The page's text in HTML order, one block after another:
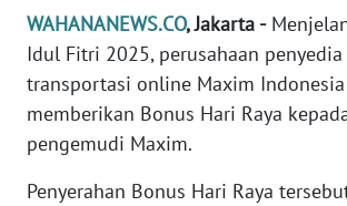
WAHANANEWS.CO, Jakarta -
Idul Fitri 2025, perusahaan penyedia
transportasi online Maxim Indonesia
memberikan Bonus Hari Raya
pengemudi Maxim.
Penyerahan Bonus Hari Raya
INDEKS
BERITA
KONTAK
KAMI